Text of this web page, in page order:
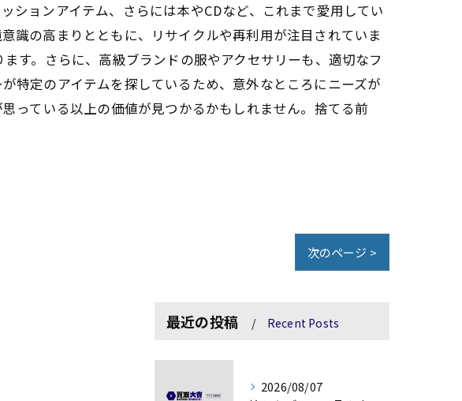
ションアイテム、さらには本やCDなど、これまで愛用してい
識の高まりとともに、リサイクルや再利用が注目されていま
す。さらに、高級ブランドの服やアクセサリーも、適切なフ
特定のアイテムを探しているため、意外なところにニーズが
っている以上の価値が見つかるかもしれません。捨てる前
次のページ >
最近の投稿 Recent Posts
2026/08/07